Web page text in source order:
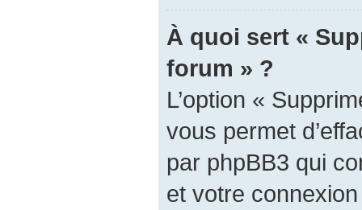
À quoi sert «
forum » ?
L’option «
vous permet
par phpBB3 qui
et votre